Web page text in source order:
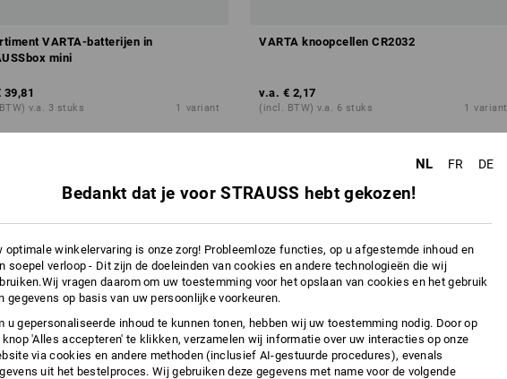
VARTA-batterijen in
mini
39,81
v.a. 3 stuks 1 variant
VARTA knoopcellen CR2032
v.a. € 2,17
(incl. BTW) v.a. 6 stuks 1 variant
NL FR DE
Bedankt dat je voor STRAUSS hebt gekozen!
optimale winkelervaring is onze zorg! Probleemloze functies, op u afgestemde inhoud en
soepel verloop - Dit zijn de doeleinden van cookies en andere technologieën die wij
vragen daarom om uw toestemming voor het opslaan van cookies en het gebruik
gegevens op basis van uw persoonlijke voorkeuren.
u gepersonaliseerde inhoud te kunnen tonen, hebben wij uw toestemming nodig. Door op
knop 'Alles accepteren' te klikken, verzamelen wij informatie over uw interacties op onze
via cookies en andere methoden (inclusief AI-gestuurde procedures), evenals
uit het bestelproces. Wij gebruiken deze gegevens met name voor de volgende